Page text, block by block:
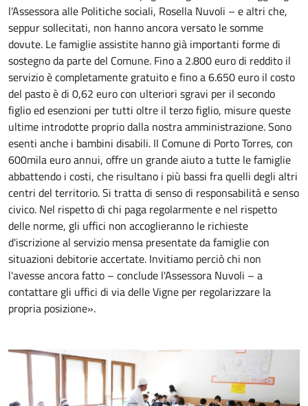
l'Assessora alle Politiche sociali, Rosella Nuvoli – e altri che,
seppur sollecitati, non hanno ancora versato le somme
dovute. Le famiglie assistite hanno già importanti forme di
sostegno da parte del Comune. Fino a 2.800 euro di reddito il
servizio è completamente gratuito e fino a 6.650 euro il costo
del pasto è di 0,62 euro con ulteriori sgravi per il secondo
figlio ed esenzioni per tutti oltre il terzo figlio, misure queste
ultime introdotte proprio dalla nostra amministrazione. Sono
esenti anche i bambini disabili. Il Comune di Porto Torres, con
600mila euro annui, offre un grande aiuto a tutte le famiglie
abbattendo i costi, che risultano i più bassi fra quelli degli altri
centri del territorio. Si tratta di senso di responsabilità e senso
civico. Nel rispetto di chi paga regolarmente e nel rispetto
delle norme, gli uffici non accoglieranno le richieste
d'iscrizione al servizio mensa presentate da famiglie con
situazioni debitorie accertate. Invitiamo perciò chi non
l'avesse ancora fatto – conclude l'Assessora Nuvoli – a
contattare gli uffici di via delle Vigne per regolarizzare la
propria posizione».